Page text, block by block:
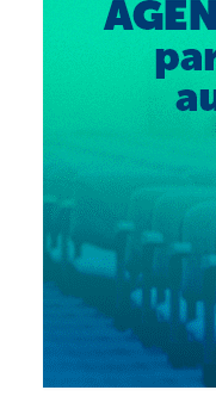
Ouvidoria
Fale Conosco
NEP